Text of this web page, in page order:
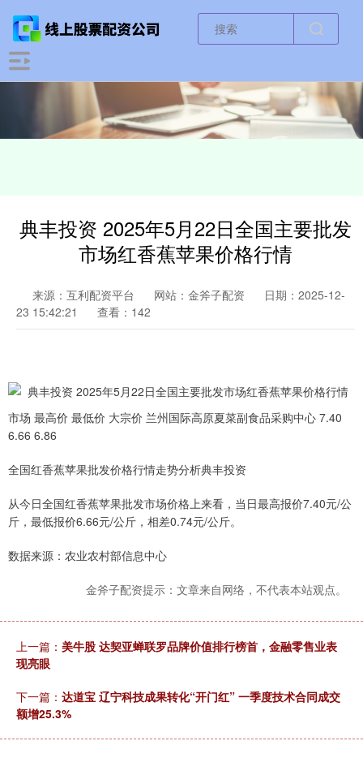
典丰投资 2025年5月22日全国主要批发
市场红香蕉苹果价格行情
来源：互利配资平台 网站：金斧子配资
日期：2025-12-
23 15:42:21
查看：142
市场 最高价 最低价 大宗价 兰州国际高原夏菜副食品采购中心 7.40
6.66 6.86
全国红香蕉苹果批发价格行情走势分析典丰投资
从今日全国红香蕉苹果批发市场价格上来看，当日最高报价7.40元/公
斤，最低报价6.66元/公斤，相差0.74元/公斤。
数据来源：农业农村部信息中心
金斧子配资提示：文章来自网络，不代表本站观点。
上一篇： 美牛股 达契亚蝉联罗品牌价值排行榜首，金融零售业表
现亮眼
下一篇： 达道宝 辽宁科技成果转化“开门红” 一季度技术合同成交
额增25.3%